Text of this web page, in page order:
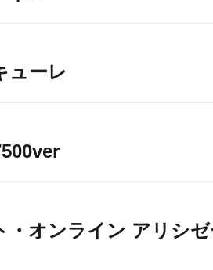
ューレ
・オンライン アリシ